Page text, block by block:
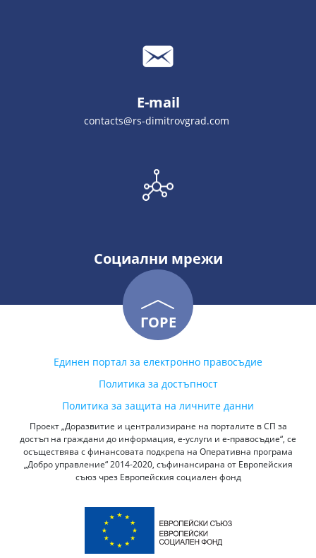
E-mail
contacts@rs-dimitrovgrad.com
Социални мрежи
ГОРЕ
Единен портал за електронно правосъдие
Политика за достъпност
Политика за защита на личните данни
Проект „Доразвитие и централизиране на порталите в СП за
достъп на граждани до информация, е-услуги и е-правосъдие“, се
осъществява с финансовата подкрепа на Оперативна програма
„Добро управление“ 2014-2020, съфинансирана от Европейския
съюз чрез Европейския социален фонд